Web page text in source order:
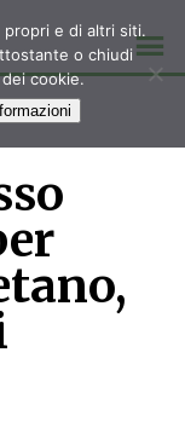
e di altri siti.
o chiudi
cookie.